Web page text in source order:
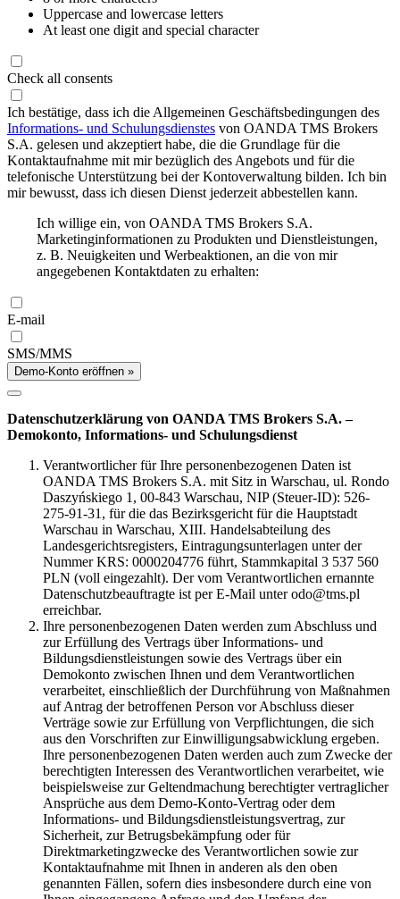
Uppercase and lowercase letters
At least one digit and special character
Check all consents
Ich bestätige, dass ich die Allgemeinen Geschäftsbedingungen des
Informations- und Schulungsdienstes von OANDA TMS Brokers
S.A. gelesen und akzeptiert habe, die die Grundlage für die
Kontaktaufnahme mit mir bezüglich des Angebots und für die
telefonische Unterstützung bei der Kontoverwaltung bilden. Ich bin
mir bewusst, dass ich diesen Dienst jederzeit abbestellen kann.
Ich willige ein, von OANDA TMS Brokers S.A.
Marketinginformationen zu Produkten und Dienstleistungen,
z. B. Neuigkeiten und Werbeaktionen, an die von mir
angegebenen Kontaktdaten zu erhalten:
E-mail
SMS/MMS
Demo-Konto eröffnen »
Datenschutzerklärung von OANDA TMS Brokers S.A. –
Demokonto, Informations- und Schulungsdienst
Verantwortlicher für Ihre personenbezogenen Daten ist
OANDA TMS Brokers S.A. mit Sitz in Warschau, ul. Rondo
Daszyńskiego 1, 00-843 Warschau, NIP (Steuer-ID): 526-
275-91-31, für die das Bezirksgericht für die Hauptstadt
Warschau in Warschau, XIII. Handelsabteilung des
Landesgerichtsregisters, Eintragungsunterlagen unter der
Nummer KRS: 0000204776 führt, Stammkapital 3 537 560
PLN (voll eingezahlt). Der vom Verantwortlichen ernannte
Datenschutzbeauftragte ist per E-Mail unter odo@tms.pl
erreichbar.
Ihre personenbezogenen Daten werden zum Abschluss und
zur Erfüllung des Vertrags über Informations- und
Bildungsdienstleistungen sowie des Vertrags über ein
Demokonto zwischen Ihnen und dem Verantwortlichen
verarbeitet, einschließlich der Durchführung von Maßnahmen
auf Antrag der betroffenen Person vor Abschluss dieser
Verträge sowie zur Erfüllung von Verpflichtungen, die sich
aus den Vorschriften zur Einwilligungsabwicklung ergeben.
Ihre personenbezogenen Daten werden auch zum Zwecke der
berechtigten Interessen des Verantwortlichen verarbeitet, wie
beispielsweise zur Geltendmachung berechtigter vertraglicher
Ansprüche aus dem Demo-Konto-Vertrag oder dem
Informations- und Bildungsdienstleistungsvertrag, zur
Sicherheit, zur Betrugsbekämpfung oder für
Direktmarketingzwecke des Verantwortlichen sowie zur
Kontaktaufnahme mit Ihnen in anderen als den oben
genannten Fällen, sofern dies insbesondere durch eine von